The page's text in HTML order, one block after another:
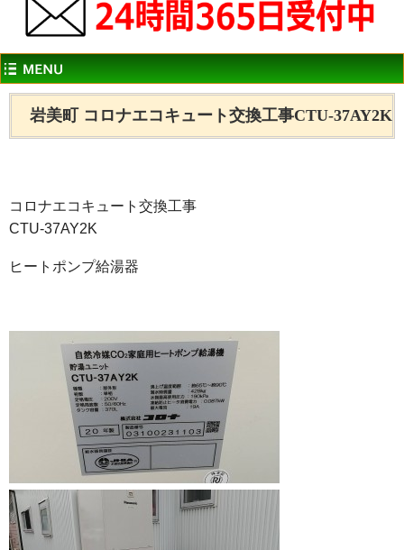
岩美町 コロナエコキュート交換工事CTU-37AY2K
コロナエコキュート交換工事
CTU-37AY2K
ヒートポンプ給湯器